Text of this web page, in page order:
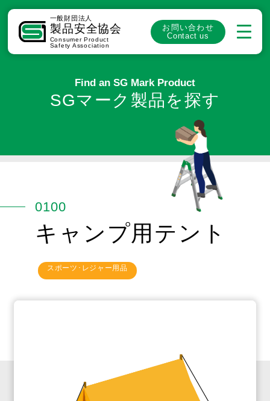
一般財団法人
製品安全協会
Consumer Product
Safety Association
お問い合わせ
Contact us
Find an SG Mark Product
SGマーク製品を探す
0100
キャンプ用テント
スポーツ･レジャー用品